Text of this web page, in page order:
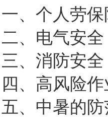
一、个人劳
二、电气安全
三、消防安全
四、高风险
五、中暑的